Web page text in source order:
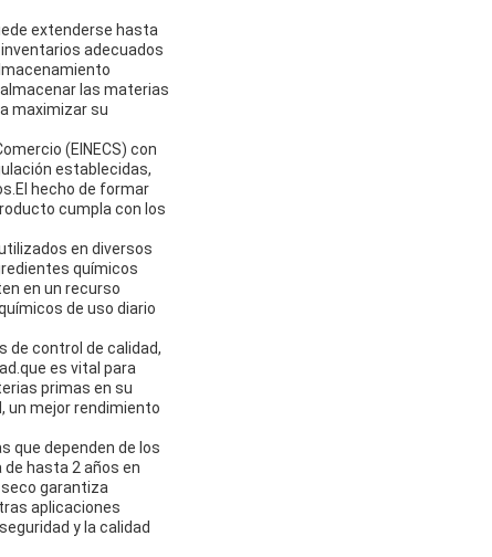
extenderse hasta
adecuados
las materias
maximizar su
(EINECS) con
establecidas,
hecho de formar
cumpla con los
en diversos
químicos
en un recurso
de uso diario
de control de calidad,
es vital para
primas en su
un mejor rendimiento
que dependen de los
hasta 2 años en
garantiza
aplicaciones
y la calidad